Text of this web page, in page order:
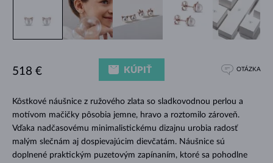
Kôstkové náušnice z ružového zlata so sladkovodnou perlou a
motívom mačičky pôsobia jemne, hravo a roztomilo zároveň.
Vďaka nadčasovému minimalistickému dizajnu urobia radosť
malým slečnám aj dospievajúcim dievčatám. Náušnice sú
doplnené praktickým puzetovým zapínaním, ktoré sa pohodlne
518 € KÚPIŤ OTÁZKA